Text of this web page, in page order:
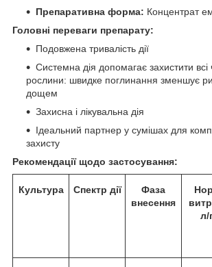
Препаративна форма: Концентрат
Головні переваги препарату:
Подовжена тривалість дії
Системна дія допомагає захистити всі
рослини: швидке поглинання зменшує
дощем
Захисна і лікувальна дія
Ідеальний партнер у сумішах для
захисту
Рекомендації щодо застосування:
Культура Спектр дії
Фаза
внесення
л/